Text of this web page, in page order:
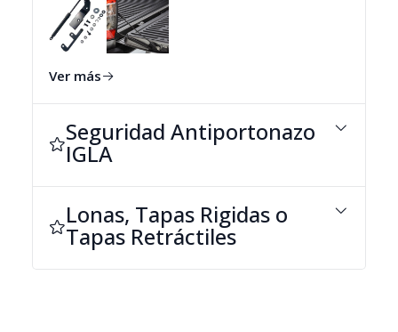
Contactar interesados, realizo instalación y
Ver más
Seguridad Antiportonazo
IGLA
Lonas, Tapas Rigidas o
Tapas Retráctiles